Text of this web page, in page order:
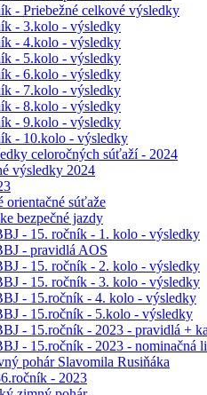
- Priebežné celkové výsledky
- 3.kolo - výsledky
- 4.kolo - výsledky
- 5.kolo - výsledky
- 6.kolo - výsledky
- 7.kolo - výsledky
- 8.kolo - výsledky
- 9.kolo - výsledky
- 10.kolo - výsledky
celoročných súťaží - 2024
výsledky 2024
orientačné súťaže
bezpečné jazdy
- 15. ročník - 1. kolo - výsledky
- pravidlá AOS
- 15. ročník - 2. kolo - výsledky
- 15. ročník - 3. kolo - výsledky
- 15.ročník - 4. kolo - výsledky
- 15.ročník - 5.kolo - výsledky
- 15.ročník - 2023 - pravidlá +
- 15.ročník - 2023 - nominačná
pohár Slavomila Rusiňáka
- 2023